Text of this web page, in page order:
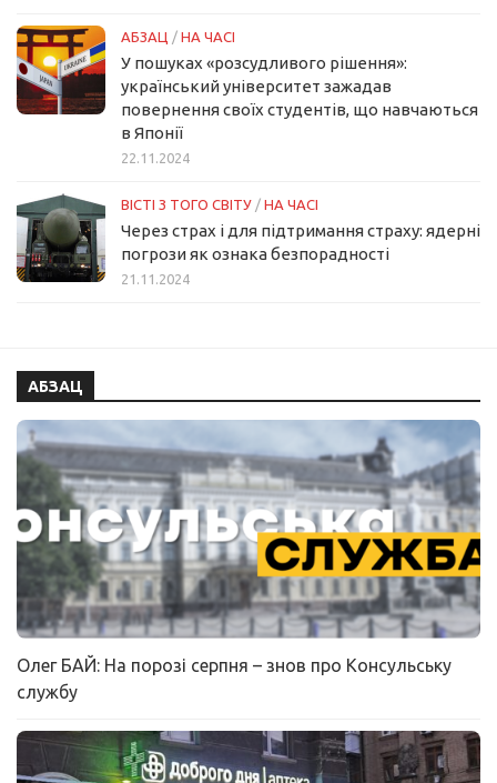
АБЗАЦ / НА ЧАСІ
У пошуках «розсудливого рішення»:
український університет зажадав
повернення своїх студентів, що навчаються
в Японії
22.11.2024
ВІСТІ З ТОГО СВІТУ / НА ЧАСІ
Через страх і для підтримання страху: ядерні
погрози як ознака безпорадності
21.11.2024
АБЗАЦ
Олег БАЙ: На порозі серпня – знов про Консульську
службу